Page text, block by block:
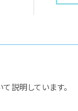
説明しています。